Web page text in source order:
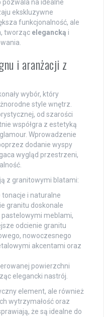
na idealne
ekskluzywne
funkcjonalność, ale
tworząc elegancką i
i aranżacji z
wybór, który
style wnętrz.
od szarości
współgra z estetyką
Wprowadzenie
dodanie wyspy
wygląd przestrzeni,
z granitowymi blatami:
tonacje i naturalne
granitu doskonale
pastelowymi meblami,
odcienie granitu
nowoczesnego
akcentami oraz
powierzchni
elegancki nastrój.
element, ale również
wytrzymałość oraz
że są idealne do